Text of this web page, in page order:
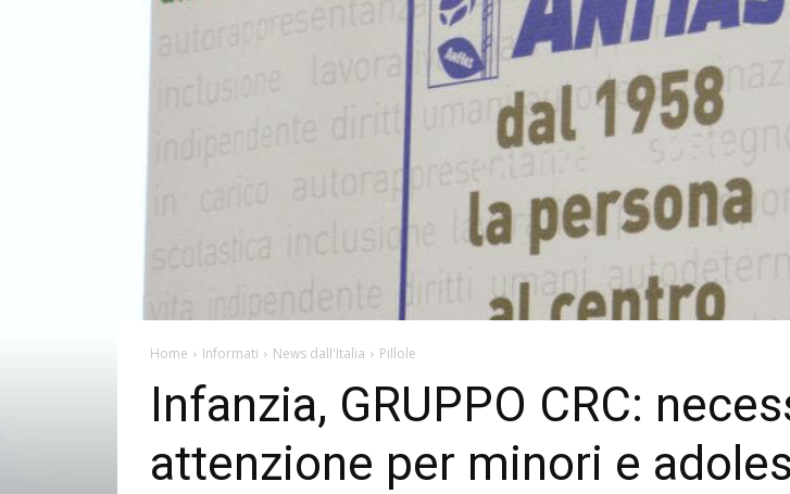
Home Informati News dall'Italia Pillole
Infanzia, GRUPPO CRC:
attenzione per minori e